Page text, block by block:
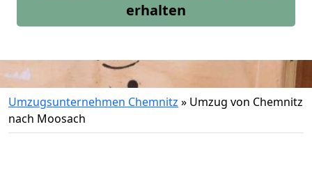
erhalten
Umzugsunternehmen Chemnitz » Umzug von Chemnitz
nach Moosach